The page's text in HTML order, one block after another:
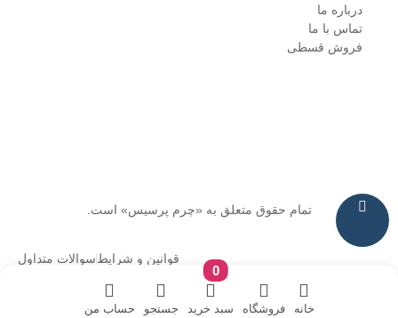
درباره ما
تماس با ما
فروش قسطی
تمام حقوق متعلق به «چرم پرسیس» است.
قوانین و شرایطسوالات متداول
خانه فروشگاه
0
سبد خرید جستجو حساب من